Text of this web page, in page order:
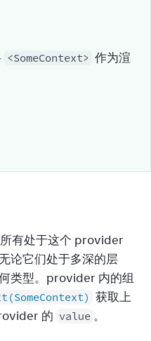
<SomeContext> 作为渲
所有处于这个 provider
论它们处于多深的层
类型。provider 内的组
获取上
的 value 。